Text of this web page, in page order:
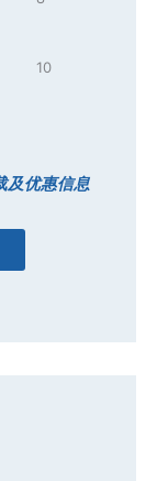
10
及优惠信息